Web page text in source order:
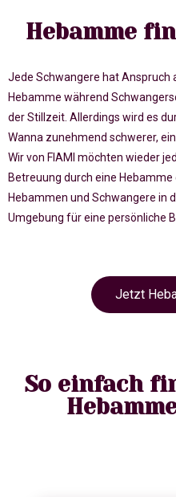
Hebamme
Jede Schwangere hat Anspruch
Hebamme während
der Stillzeit. Allerdings wird es
Wanna zunehmend schwerer,
Wir von FIAMI möchten wieder
Betreuung durch eine
Hebammen und Schwangere in
Umgebung für eine persönliche
Jetzt
So einfach